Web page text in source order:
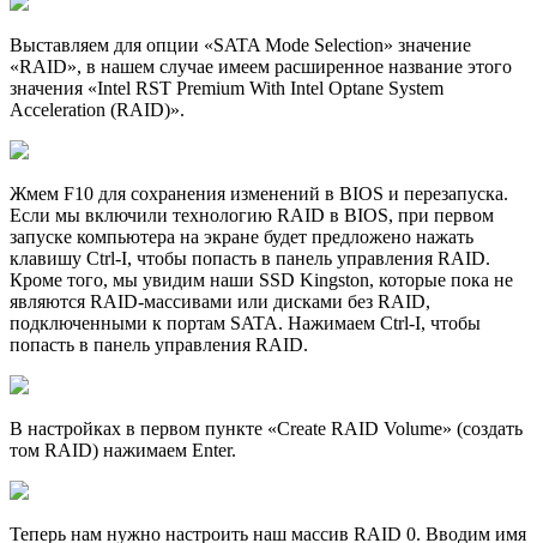
Выставляем для опции «SATA Mode Selection» значение
«RAID», в нашем случае имеем расширенное название этого
значения «Intel RST Premium With Intel Optane System
Acceleration (RAID)».
Жмем F10 для сохранения изменений в BIOS и перезапуска.
Если мы включили технологию RAID в BIOS, при первом
запуске компьютера на экране будет предложено нажать
клавишу Ctrl-I, чтобы попасть в панель управления RAID.
Кроме того, мы увидим наши SSD Kingston, которые пока не
являются RAID-массивами или дисками без RAID,
подключенными к портам SATA. Нажимаем Ctrl-I, чтобы
попасть в панель управления RAID.
В настройках в первом пункте «Create RAID Volume» (создать
том RAID) нажимаем Enter.
Теперь нам нужно настроить наш массив RAID 0. Вводим имя